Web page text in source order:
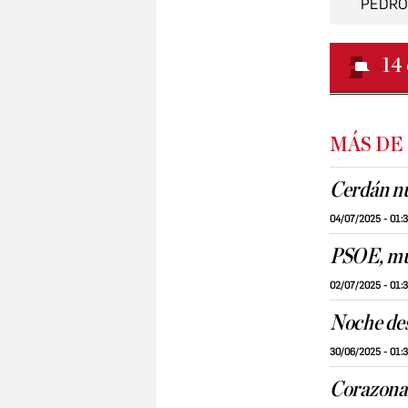
14
MÁS
Cerdán
04/07/2025 -
PSOE,
02/07/2025 -
Noche
30/06/2025 -